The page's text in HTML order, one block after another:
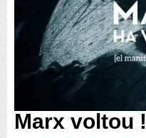
Marx voltou !